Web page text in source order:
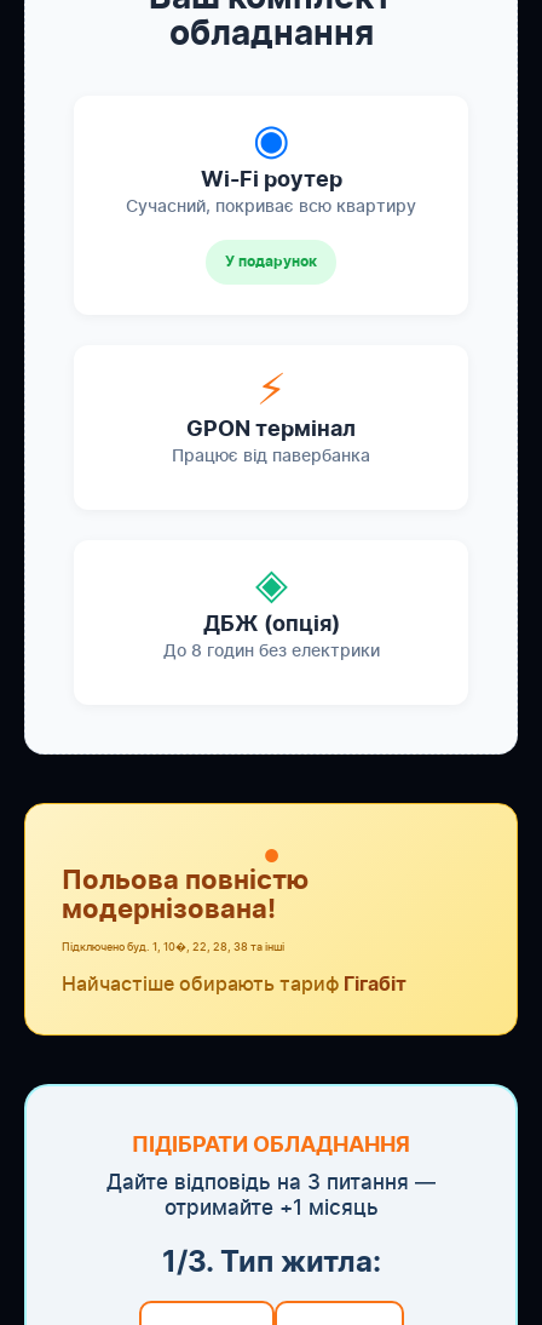
обладнання
◉
Wi-Fi роутер
Сучасний, покриває всю квартиру
У подарунок
⚡
GPON термінал
Працює від павербанка
◈
ДБЖ (опція)
До 8 годин без електрики
●
Польова повністю
модернізована!
Підключено буд. 1, 10�, 22, 28, 38 та інші
Найчастіше обирають тариф Гігабіт
ПІДІБРАТИ ОБЛАДНАННЯ
Дайте відповідь на 3 питання —
отримайте +1 місяць
1/3. Тип житла: